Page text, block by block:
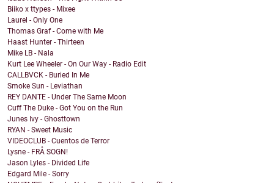
Biiko x ttypes - Mixee
Laurel - Only One
Thomas Graf - Come with Me
Haast Hunter - Thirteen
Mike LB - Nala
Kurt Lee Wheeler - On Our Way - Radio Edit
CALLBVCK - Buried In Me
Smoke Sun - Leviathan
REY DANTE - Under The Same Moon
Cuff The Duke - Got You on the Run
Junes Ivy - Ghosttown
RYAN - Sweet Music
VIDEOCLUB - Cuentos de Terror
Lysne - FRÅ SOGN!
Jason Lyles - Divided Life
Edgard Mile - Sorry